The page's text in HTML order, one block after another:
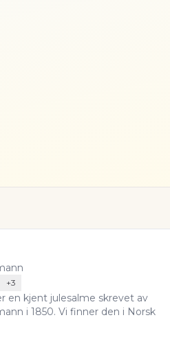
+3
en kjent julesalme skrevet av
i 1850. Vi finner den i Norsk